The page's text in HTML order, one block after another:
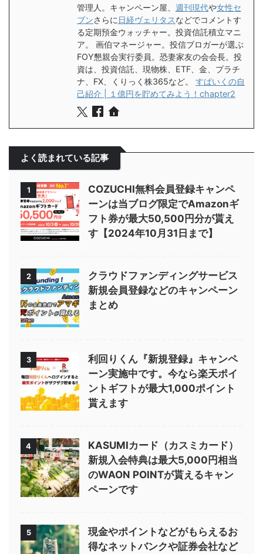
管理人。キャンペーン屋、 週刊現代や女性セ
ブンさらに 日経ヴェリタスなどでコメントす
る定期預金ウォッチャー。投資信託積立マニ
ア。 画伯マネージャー。投信ブロガーが選ぶ
FOY懇親会実行委員。恐妻家友の会会長。投
資は、投資信託、現物株、ETF、金、プラチ
ナ、FX、くりっく株365など。 すぱいくの自
己紹介 | １億円を貯めてみよう！chapter2
よく読まれている記事
1
COZUCHI無料会員登録キャンペ
ーンは当ブログ限定でAmazonギ
フト券が最大50,500円分が貰え
す【2024年10月31日まで】
2
クラウドファンディングサービス
新規会員登録などのキャンペーン
まとめ
3
利回りくん『新規登録』キャンペ
ーン実施中です。今なら楽天ポイ
ントギフトが最大1,000ポイント
貰えます
4
KASUMIカード（カスミカード）
新規入会特典は最大5,000円相当
のWAON POINTが貰えるキャン
ペーンです
5
現金やポイントなどがもらえるお
得なネットバンクや証券会社など